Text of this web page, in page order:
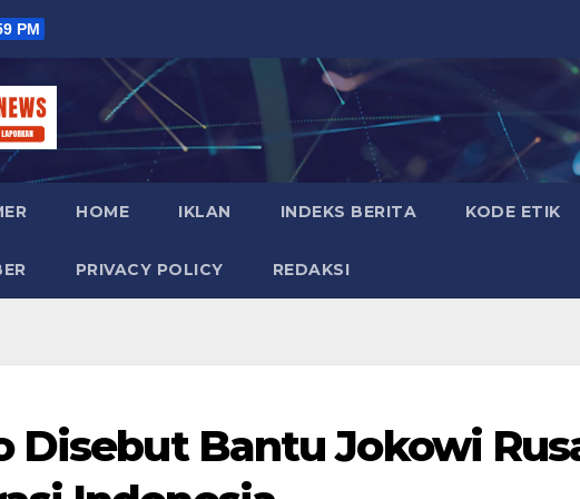
PM
HOME IKLAN INDEKS BERITA KODE ETIK
PRIVACY POLICY REDAKSI
Disebut Bantu Jokowi